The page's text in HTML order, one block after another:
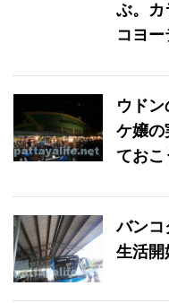
ぶ。カ
コヨー
ウド
ケ嬢の
ておこ
バンコ
生活開